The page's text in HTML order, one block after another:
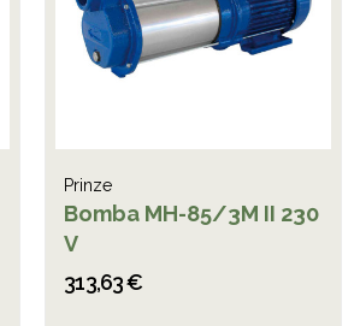
Prinze
Bomba MH-85/3M II 230
V
313,63 €